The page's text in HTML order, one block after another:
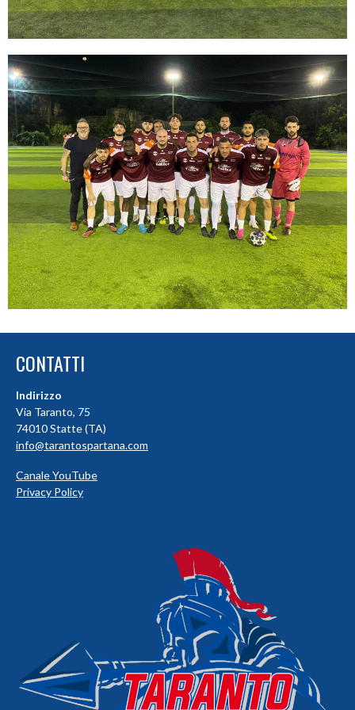
CONTATTI
Indirizzo
Via Taranto, 75
74010 Statte (TA)
info@tarantospartana.com
Canale YouTube
Privacy Policy